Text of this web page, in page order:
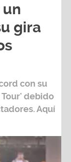
un
gira
con su
' debido
Aquí